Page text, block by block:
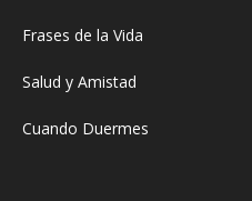
Frases de la Vida
Salud y Amistad
Cuando Duermes